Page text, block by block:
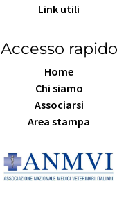
Link utili
Accesso rapido
Home
Chi siamo
Associarsi
Area stampa